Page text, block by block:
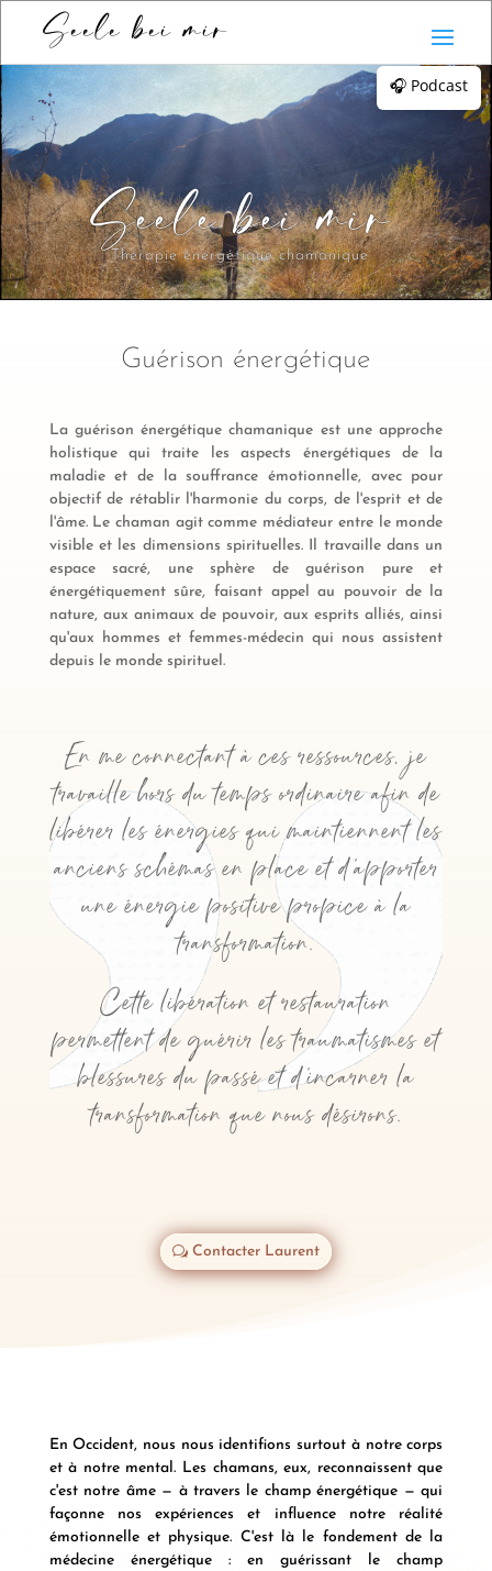
Seele bei mir
Seele bei mir
Thérapie énergétique chamanique
Guérison énergétique
La guérison énergétique chamanique est une approche
holistique qui traite les aspects énergétiques de la
maladie et de la souffrance émotionnelle, avec pour
objectif de rétablir l'harmonie du corps, de l'esprit et de
l'âme. Le chaman agit comme médiateur entre le monde
visible et les dimensions spirituelles. Il travaille dans un
espace sacré, une sphère de guérison pure et
énergétiquement sûre, faisant appel au pouvoir de la
nature, aux animaux de pouvoir, aux esprits alliés, ainsi
qu'aux hommes et femmes-médecin qui nous assistent
depuis le monde spirituel.
En me connectant à ces ressources, je
travaille hors du temps ordinaire afin de
libérer les énergies qui maintiennent les
anciens schémas en place et d'apporter
une énergie positive propice à la
transformation.
Cette libération et restauration
permettent de guérir les traumatismes et
blessures du passé et d'incarner la
transformation que nous désirons.
Contacter Laurent
En Occident, nous nous identifions surtout à notre corps
et à notre mental. Les chamans, eux, reconnaissent que
c'est notre âme — à travers le champ énergétique — qui
façonne nos expériences et influence notre réalité
émotionnelle et physique. C'est là le fondement de la
médecine énergétique : en guérissant le champ
🎧 Podcast